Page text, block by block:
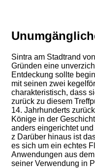
Sintra am Stadtrand
Gründen eine
Entdeckung sollte
mit seinen zwei
charakteristisch, dass
zurück zu diesem
14. Jahrhunderts
Könige in der
anders eingerichtet
z Darüber hinaus ist
es sich um ein echtes
Anwendungen aus
seiner Verwendung in